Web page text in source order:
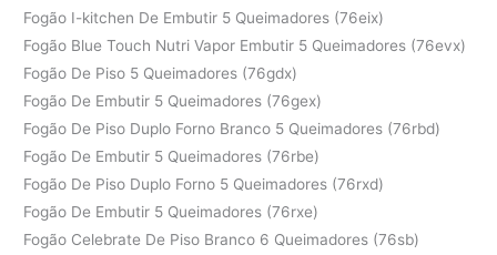
Fogão I-kitchen De Embutir 5 Queimadores (76eix)
Fogão Blue Touch Nutri Vapor Embutir 5 Queimadores (76evx)
Fogão De Piso 5 Queimadores (76gdx)
Fogão De Embutir 5 Queimadores (76gex)
Fogão De Piso Duplo Forno Branco 5 Queimadores (76rbd)
Fogão De Embutir 5 Queimadores (76rbe)
Fogão De Piso Duplo Forno 5 Queimadores (76rxd)
Fogão De Embutir 5 Queimadores (76rxe)
Fogão Celebrate De Piso Branco 6 Queimadores (76sb)